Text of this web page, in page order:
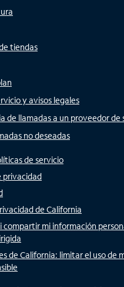
tiendas
y avisos legales
de llamadas a un proveedor de
no deseadas
de servicio
privacidad
de California
compartir mi información
de California: limitar el uso de